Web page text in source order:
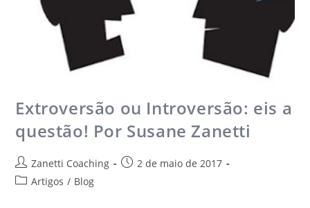
Extroversão ou Introversão: eis a
questão! Por Susane Zanetti
Zanetti Coaching
2 de maio de 2017
Artigos / Blog